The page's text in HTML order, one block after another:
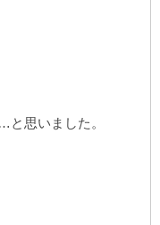
思いました。